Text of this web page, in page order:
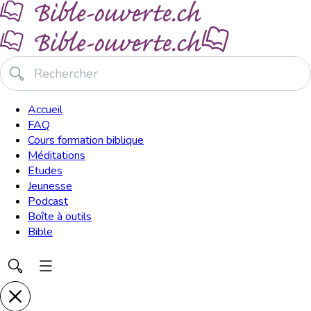
Accueil
FAQ
Cours formation biblique
Méditations
Etudes
Jeunesse
Podcast
Boîte à outils
Bible